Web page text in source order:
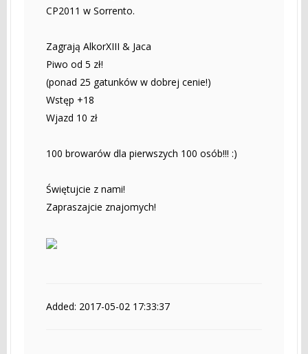
CP2011 w Sorrento.
Zagrają AlkorXIII & Jaca
Piwo od 5 zł!
(ponad 25 gatunków w dobrej cenie!)
Wstęp +18
Wjazd 10 zł
100 browarów dla pierwszych 100 osób!!! :)
Świętujcie z nami!
Zapraszajcie znajomych!
Added: 2017-05-02 17:33:37